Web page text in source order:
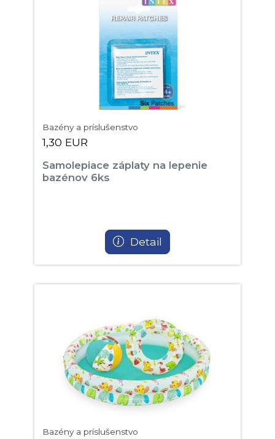
Bazény a príslušenstvo
1,30 EUR
Samolepiace záplaty na lepenie
bazénov 6ks
Detail
Bazény a príslušenstvo